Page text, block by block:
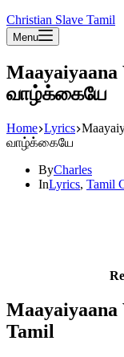
Christian Slave Tamil
Menu
வாழ்க்கையே
Home Lyrics
வாழ்க்கையே
ByCharles
InLyrics, Tamil
Tamil